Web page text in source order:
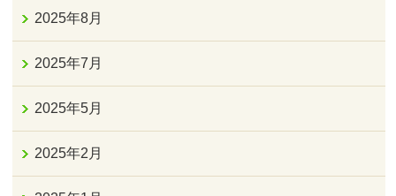
2025年8月
2025年7月
2025年5月
2025年2月